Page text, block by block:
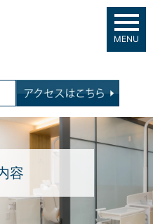
MENU
容